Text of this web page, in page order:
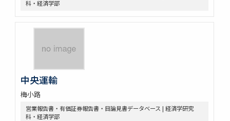
科・経済学部
中央運輸
梅小路
営業報告書・有価証券報告書・目論見書データベース | 経済学研究
科・経済学部